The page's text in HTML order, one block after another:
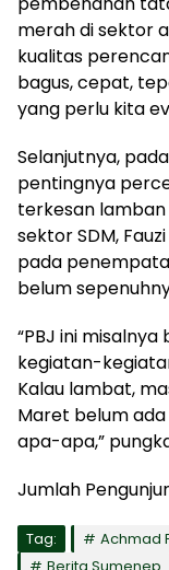
merah di sektor
kualitas
bagus, cepat,
yang perlu kita
Selanjutnya,
pentingnya
terkesan
sektor SDM,
pada
belum
“PBJ ini
kegiatan-
Kalau lambat,
Maret belum
apa-apa,”
Jumlah
Tag:
Achmad